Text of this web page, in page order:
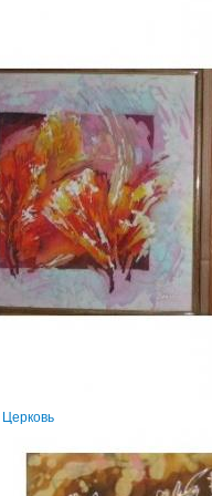
Церковь